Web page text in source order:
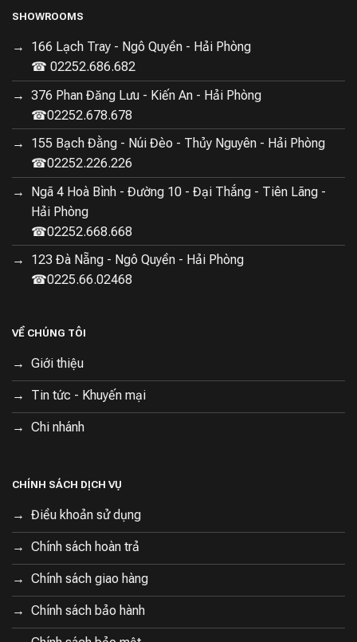
SHOWROOMS
166 Lạch Tray - Ngô Quyền - Hải Phòng
☎ 02252.686.682
376 Phan Đăng Lưu - Kiến An - Hải Phòng
☎02252.678.678
155 Bạch Đằng - Núi Đèo - Thủy Nguyên - Hải Phòng
☎02252.226.226
Ngã 4 Hoà Bình - Đường 10 - Đại Thắng - Tiên Lãng -
Hải Phòng
☎02252.668.668
123 Đà Nẵng - Ngô Quyền - Hải Phòng
☎0225.66.02468
VỀ CHÚNG TÔI
Giới thiệu
Tin tức - Khuyến mại
Chi nhánh
CHÍNH SÁCH DỊCH VỤ
Điều khoản sử dụng
Chính sách hoàn trả
Chính sách giao hàng
Chính sách bảo hành